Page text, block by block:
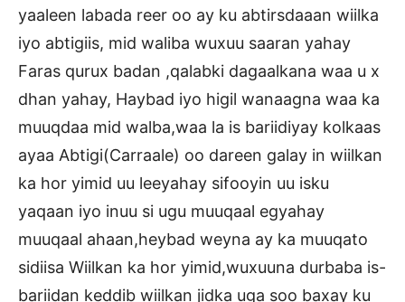
yaaleen labada reer oo ay ku abtirsdaaan wiilka
iyo abtigiis, mid waliba wuxuu saaran yahay
Faras qurux badan ,qalabki dagaalkana waa u x
dhan yahay, Haybad iyo higil wanaagna waa ka
muuqdaa mid walba,waa la is bariidiyay kolkaas
ayaa Abtigi(Carraale) oo dareen galay in wiilkan
ka hor yimid uu leeyahay sifooyin uu isku
yaqaan iyo inuu si ugu muuqaal egyahay
muuqaal ahaan,heybad weyna ay ka muuqato
sidiisa Wiilkan ka hor yimid,wuxuuna durbaba is-
bariidan keddib wiilkan jidka uga soo baxay ku